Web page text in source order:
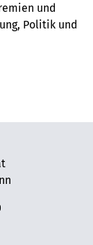
und
Politik und